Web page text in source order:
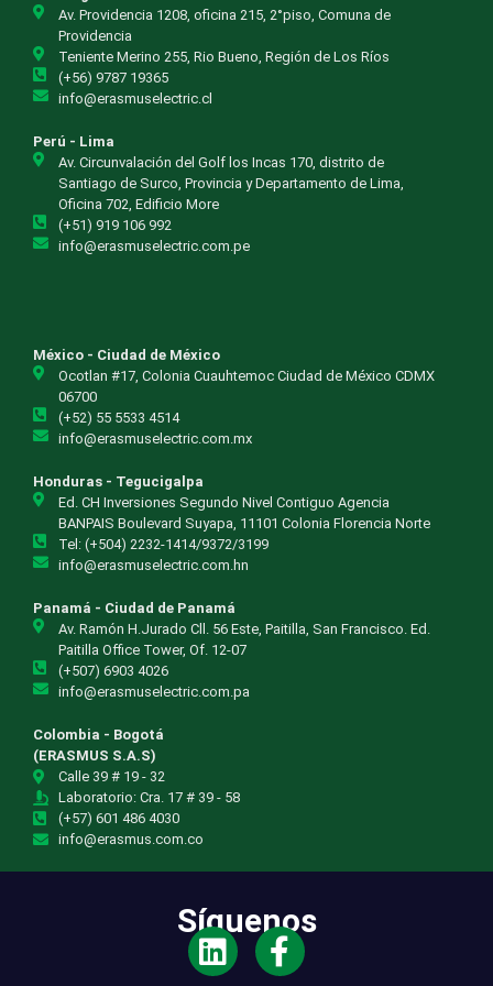
Av. Providencia 1208, oficina 215, 2°piso, Comuna de
Providencia
Teniente Merino 255, Rio Bueno, Región de Los Ríos
(+56) 9787 19365
info@erasmuselectric.cl
Perú - Lima
Av. Circunvalación del Golf los Incas 170, distrito de
Santiago de Surco, Provincia y Departamento de Lima,
Oficina 702, Edificio More
(+51) 919 106 992
info@erasmuselectric.com.pe
México - Ciudad de México
Ocotlan #17, Colonia Cuauhtemoc Ciudad de México CDMX
06700
(+52) 55 5533 4514
info@erasmuselectric.com.mx
Honduras - Tegucigalpa
Ed. CH Inversiones Segundo Nivel Contiguo Agencia
BANPAIS Boulevard Suyapa, 11101 Colonia Florencia Norte
Tel: (+504) 2232-1414/9372/3199
info@erasmuselectric.com.hn
Panamá - Ciudad de Panamá
Av. Ramón H.Jurado Cll. 56 Este, Paitilla, San Francisco. Ed.
Paitilla Office Tower, Of. 12-07
(+507) 6903 4026
info@erasmuselectric.com.pa
Colombia - Bogotá
(ERASMUS S.A.S)
Calle 39 # 19 - 32
Laboratorio: Cra. 17 # 39 - 58
(+57) 601 486 4030
info@erasmus.com.co
Síguenos